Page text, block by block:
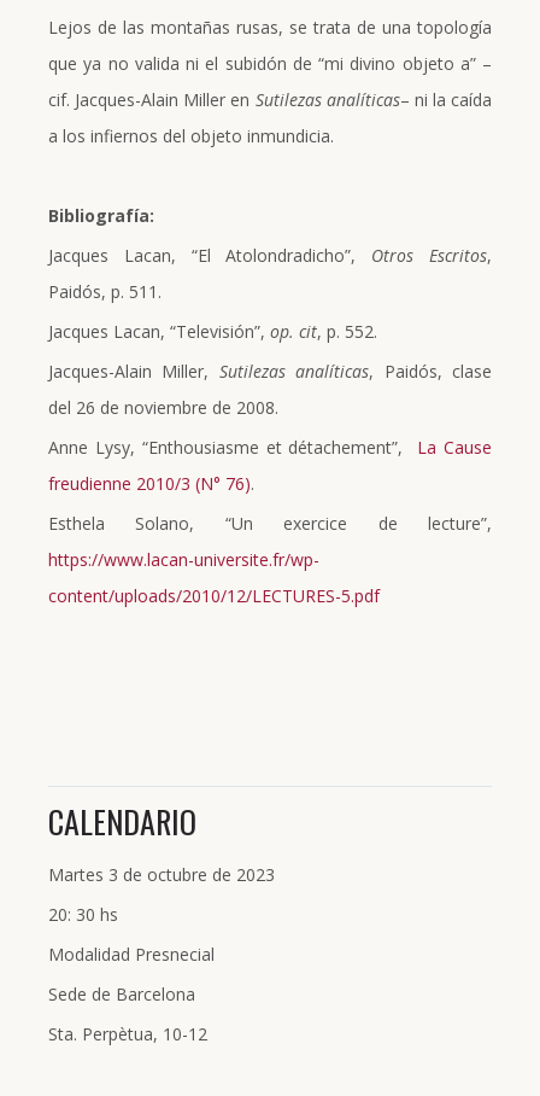
Lejos de las montañas rusas, se trata de una topología
que ya no valida ni el subidón de “mi divino objeto a” –
cif. Jacques-Alain Miller en Sutilezas analíticas– ni la caída
a los infiernos del objeto inmundicia.
Bibliografía:
Jacques Lacan, “El Atolondradicho”, Otros Escritos,
Paidós, p. 511.
Jacques Lacan, “Televisión”, op. cit, p. 552.
Jacques-Alain Miller, Sutilezas analíticas, Paidós, clase
del 26 de noviembre de 2008.
Anne Lysy, “Enthousiasme et détachement”, La Cause
freudienne 2010/3 (N° 76).
Esthela Solano, “Un exercice de lecture”,
https://www.lacan-universite.fr/wp-
content/uploads/2010/12/LECTURES-5.pdf
CALENDARIO
Martes 3 de octubre de 2023
20: 30 hs
Modalidad Presnecial
Sede de Barcelona
Sta. Perpètua, 10-12